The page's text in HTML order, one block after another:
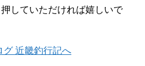
していただければ嬉しいで